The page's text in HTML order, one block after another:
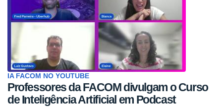
IA FACOM NO YOUTUBE
Professores da FACOM divulgam o Curso
de Inteligência Artificial em Podcast